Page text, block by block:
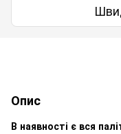
Опис
В наявності є вся